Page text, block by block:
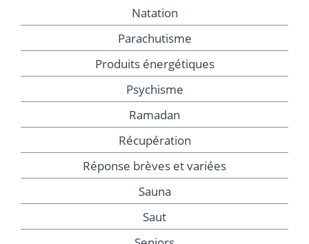
Natation
Parachutisme
Produits énergétiques
Psychisme
Ramadan
Récupération
Réponse brèves et variées
Sauna
Saut